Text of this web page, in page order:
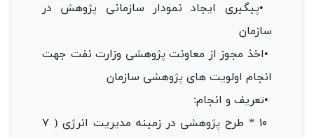
•پیگیری ایجاد نمودار سازمانی پژوهش در
سازمان
•اخذ مجوز از معاونت پژوهشی وزارت نفت جهت
انجام اولویت های پژوهشی سازمان
•تعریف و انجام:
* ۱۰
طرح پژوهشی در زمینه مدیریت انرژی ( ۷